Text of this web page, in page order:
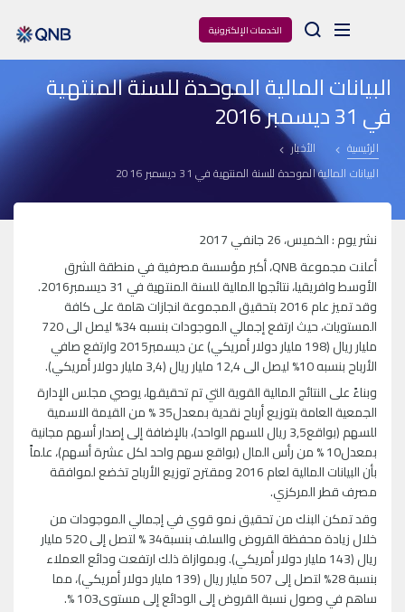
الخدمات الإلكترونية Arama
البيانات المالية الموحدة للسنة المنتهية
في 31 ديسمبر 2016
الرئيسية
الأخبار
البيانات المالية الموحدة للسنة المنتهية في 31 ديسمبر 2016
نشر يوم : الخميس، 26 جانفي 2017
أعلنت مجموعة QNB، أكبر مؤسسة مصرفية في منطقة الشرق
الأوسط وافريقيا، نتائجها المالية للسنة المنتهية في 31 ديسمبر2016.
وقد تميز عام 2016 بتحقيق المجموعة انجازات هامة على كافة
المستويات، حيث ارتفع إجمالي الموجودات بنسبه 34% ليصل الى 720
مليار ريال (198 مليار دولار أمريكي) عن ديسمبر2015 وارتفع صافي
الأرباح بنسبه 10% ليصل الى 12,4 مليار ريال (3,4 مليار دولار أمريكي).
وبناءً على النتائج المالية القوية التي تم تحقيقها، يوصي مجلس الإدارة
الجمعية العامة بتوزيع أرباح نقدية بمعدل35 % من القيمة الاسمية
للسهم (بواقع3,5 ريال للسهم الواحد)، بالإضافة إلى إصدار أسهم مجانية
بمعدل10 % من رأس المال (بواقع سهم واحد لكل عشرة أسهم)، علماً
بأن البيانات المالية لعام 2016 ومقترح توزيع الأرباح تخضع لموافقة
مصرف قطر المركزي.
وقد تمكن البنك من تحقيق نمو قوي في إجمالي الموجودات من
خلال زيادة محفظة القروض والسلف بنسبة34 % لتصل إلى 520 مليار
ريال (143 مليار دولار أمريكي). وبموازاة ذلك ارتفعت ودائع العملاء
بنسبة 28% لتصل إلى 507 مليار ريال (139 مليار دولار أمريكي)، مما
ساهم في وصول نسبة القروض إلى الودائع إلى مستوى103 %.